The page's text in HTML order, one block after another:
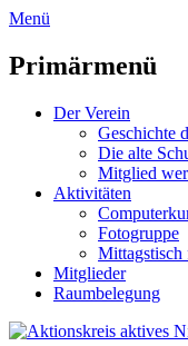
zum
überspringen
Menü
Primärmenü
Der Verein
Geschichte
Die alte
Mitglied
Aktivitäten
Fotogruppe
Mittagstisch
Mitglieder
Raumbelegung
Header